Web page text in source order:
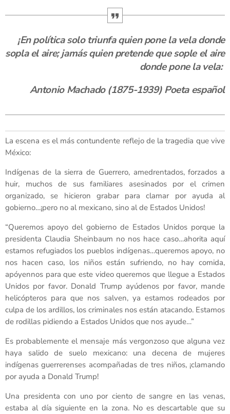
¡En política solo triunfa quien pone la vela donde
sopla el aire; jamás quien pretende que sople el aire
donde pone la vela:
Antonio Machado (1875-1939) Poeta español
La escena es el más contundente reflejo de la tragedia que vive
México:
Indígenas de la sierra de Guerrero, amedrentados, forzados a
huir, muchos de sus familiares asesinados por el crimen
organizado, se hicieron grabar para clamar por ayuda al
gobierno…¡pero no al mexicano, sino al de Estados Unidos!
“Queremos apoyo del gobierno de Estados Unidos porque la
presidenta Claudia Sheinbaum no nos hace caso…ahorita aquí
estamos refugiados los pueblos indígenas…queremos apoyo, no
nos hacen caso, los niños están sufriendo, no hay comida,
apóyennos para que este video queremos que llegue a Estados
Unidos por favor. Donald Trump ayúdenos por favor, mande
helicópteros para que nos salven, ya estamos rodeados por
culpa de los ardillos, los criminales nos están atacando. Estamos
de rodillas pidiendo a Estados Unidos que nos ayude…”
Es probablemente el mensaje más vergonzoso que alguna vez
haya salido de suelo mexicano: una decena de mujeres
indígenas guerrerenses acompañadas de tres niños, ¡clamando
por ayuda a Donald Trump!
Una presidenta con uno por ciento de sangre en las venas,
estaba al día siguiente en la zona. No es descartable que su